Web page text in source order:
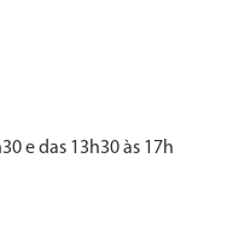
e das 13h30 às 17h